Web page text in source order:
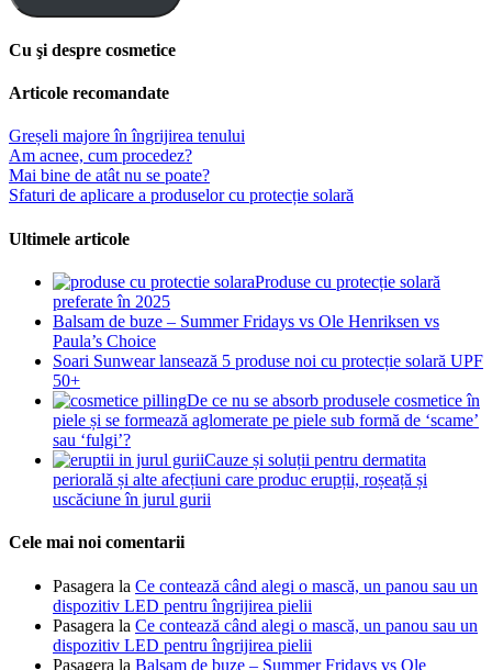
Cu şi despre cosmetice
Articole recomandate
Greșeli majore în îngrijirea tenului
Am acnee, cum procedez?
Mai bine de atât nu se poate?
Sfaturi de aplicare a produselor cu protecție solară
Ultimele articole
Produse cu protecție solară
preferate în 2025
Balsam de buze – Summer Fridays vs Ole Henriksen vs
Paula’s Choice
Soari Sunwear lansează 5 produse noi cu protecție solară UPF
50+
De ce nu se absorb produsele cosmetice în
piele și se formează aglomerate pe piele sub formă de ‘scame’
sau ‘fulgi’?
Cauze și soluții pentru dermatita
periorală și alte afecțiuni care produc erupții, roșeață și
uscăciune în jurul gurii
Cele mai noi comentarii
Pasagera la Ce contează când alegi o mască, un panou sau un
dispozitiv LED pentru îngrijirea pielii
Pasagera la Ce contează când alegi o mască, un panou sau un
dispozitiv LED pentru îngrijirea pielii
Pasagera la Balsam de buze – Summer Fridays vs Ole